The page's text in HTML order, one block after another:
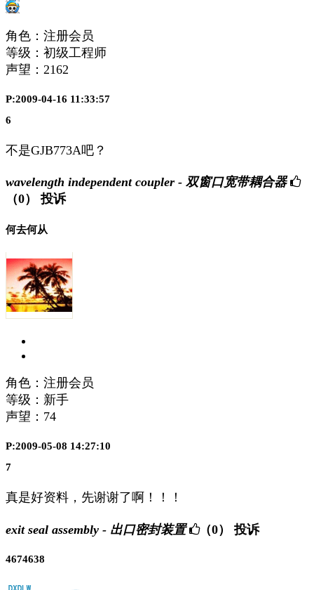
角色：注册会员
等级：初级工程师
声望： 2162
P:2009-04-16 11:33:57
6
不是GJB773A吧？
wavelength independent coupler - 双窗口宽带耦合器
（0）
投诉
何去何从
角色：注册会员
等级：新手
声望： 74
P:2009-05-08 14:27:10
7
真是好资料，先谢谢了啊！！！
exit seal assembly - 出口密封装置 （0） 投诉
4674638